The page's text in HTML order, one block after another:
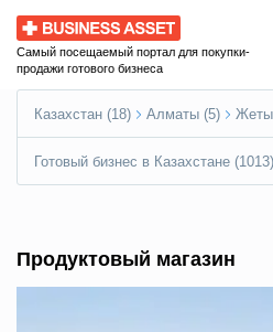
Business Asset
Самый посещаемый портал для покупки-
продажи готового бизнеса
Казахстан (18) Алматы (5)
Готовый бизнес в Казахстане (1013)
Продуктовый магазин